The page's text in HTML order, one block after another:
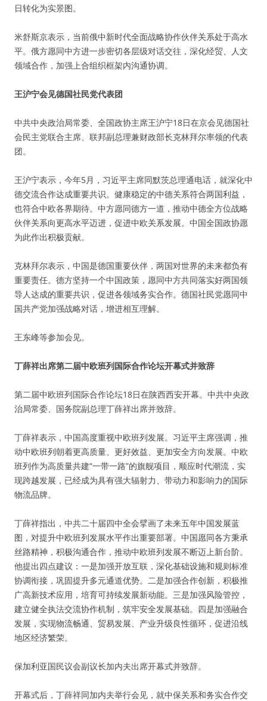
日转化为实景图。
米舒斯京表示，当前俄中新时代全面战略协作伙伴关系处于高水
平。俄方愿同中方进一步密切各层级对话交往，深化经贸、人文
领域合作，加强上合组织框架内沟通协调。
王沪宁会见德国社民党代表团
中共中央政治局常委、全国政协主席王沪宁18日在京会见德国社
会民主党联合主席、联邦副总理兼财政部长克林拜尔率领的代表
团。
王沪宁表示，今年5月，习近平主席同默茨总理通电话，就深化中
德交流合作达成重要共识。健康稳定的中德关系符合两国利益，
也符合中欧各界期待。中方愿同德方一道，推动中德全方位战略
伙伴关系向更高水平迈进，促进中欧关系发展。中国全国政协愿
为此作出积极贡献。
克林拜尔表示，中国是德国重要伙伴，两国对世界的未来都负有
重要责任。德方坚持一个中国政策，愿同中方共同落实好两国领
导人达成的重要共识，促进各领域务实合作。德国社民党愿同中
国共产党加强战略对话，增进相互理解。
王东峰等参加会见。
丁薛祥出席第二届中欧班列国际合作论坛开幕式并致辞
第二届中欧班列国际合作论坛18日在陕西西安开幕。中共中央政
治局常委、国务院副总理丁薛祥出席并致辞。
丁薛祥表示，中国高度重视中欧班列发展。习近平主席强调，推
动中欧班列朝着更高质量、更好效益、更加安全方向发展。中欧
班列作为高质量共建“一带一路”的旗舰项目，顺应时代潮流，实
现跨越发展，已经成为具有强大辐射力、带动力和影响力的国际
物流品牌。
丁薛祥指出，中共二十届四中全会擘画了未来五年中国发展蓝
图，对提升中欧班列发展水平作出重要部署。中国愿同各方秉承
丝路精神，积极沟通合作，推动中欧班列发展不断迈上新台阶。
他提出四点建议：一是加强开放互联，深化基础设施和规则标准
协调衔接，巩固提升多元通道优势。二是加强合作创新，积极推
广高新技术应用，培育可持续发展新动能。三是加强风险管控，
建立健全执法交流协作机制，筑牢安全发展基础。四是加强融合
发展，实现物流畅通、贸易发展、产业升级良性循环，促进沿线
地区经济繁荣。
保加利亚国民议会副议长加内夫出席开幕式并致辞。
开幕式后，丁薛祥同加内夫举行会见，就中保关系和务实合作交